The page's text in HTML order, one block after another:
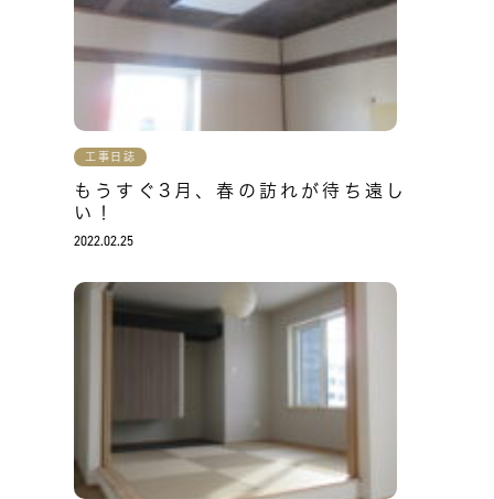
工事日誌
もうすぐ3月、春の訪れが待ち遠し
い！
2022.02.25